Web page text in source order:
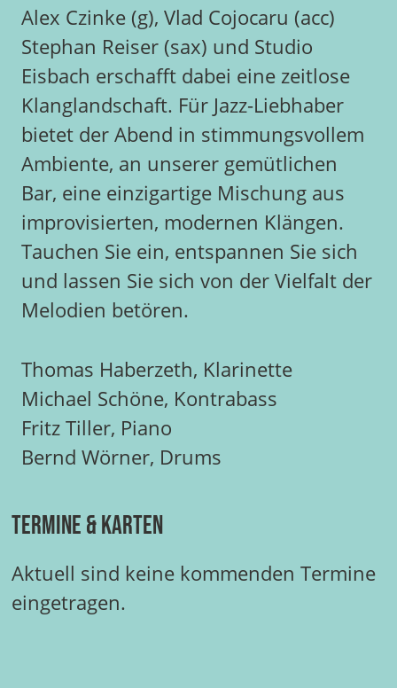
Alex Czinke (g), Vlad Cojocaru (acc)
Stephan Reiser (sax) und Studio
Eisbach erschafft dabei eine zeitlose
Klanglandschaft. Für Jazz-Liebhaber
bietet der Abend in stimmungsvollem
Ambiente, an unserer gemütlichen
Bar, eine einzigartige Mischung aus
improvisierten, modernen Klängen.
Tauchen Sie ein, entspannen Sie sich
und lassen Sie sich von der Vielfalt der
Melodien betören.
Thomas Haberzeth, Klarinette
Michael Schöne, Kontrabass
Fritz Tiller, Piano
Bernd Wörner, Drums
Termine & Karten
Aktuell sind keine kommenden Termine
eingetragen.